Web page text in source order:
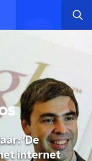
'De
internet